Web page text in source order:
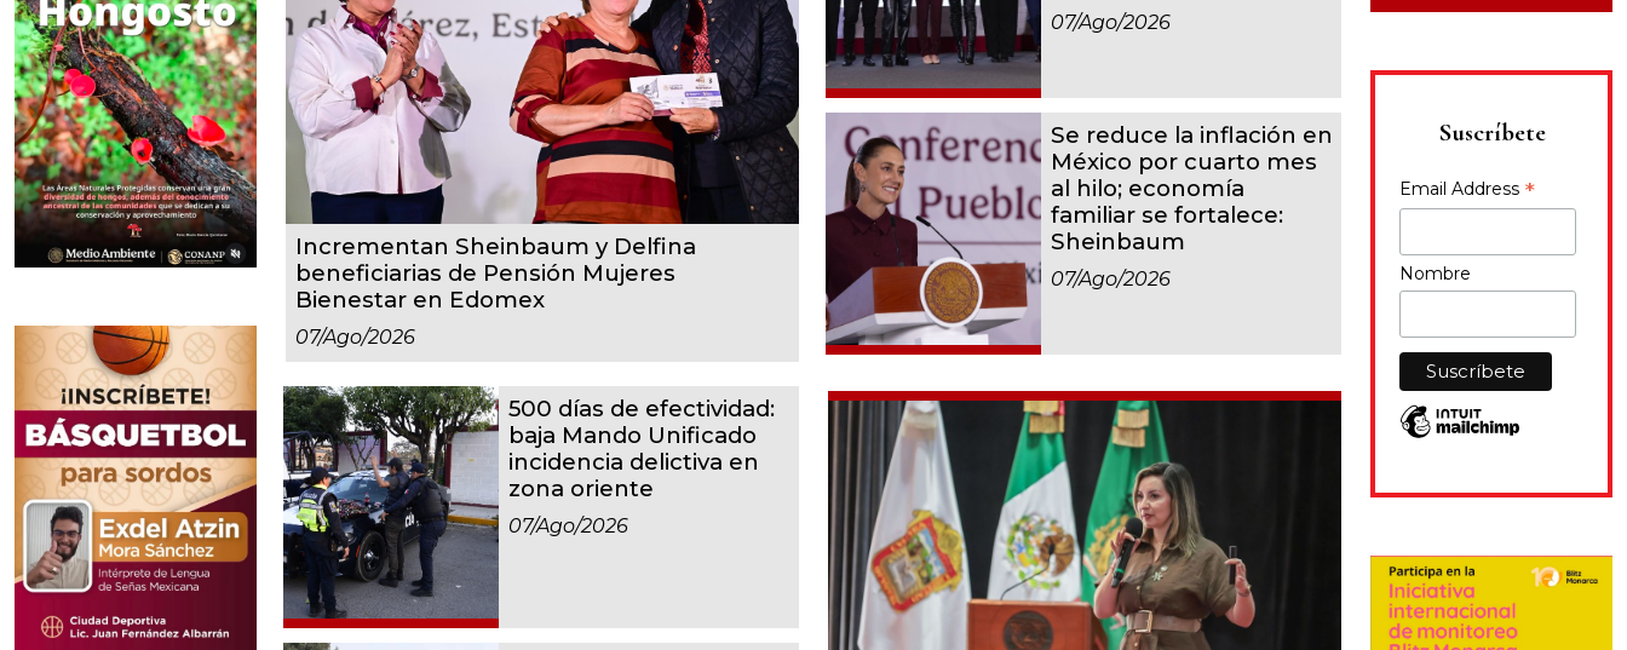
Incrementan Sheinbaum y Delfina
beneficiarias de Pensión Mujeres
Bienestar en Edomex
07/ago/2026
07/ago/2026
Se reduce la inflación en
México por cuarto mes
al hilo; economía
familiar se fortalece:
Sheinbaum
07/ago/2026
500 días de efectividad:
baja Mando Unificado
incidencia delictiva en
zona oriente
07/ago/2026
Suscríbete
Email Address *
Nombre